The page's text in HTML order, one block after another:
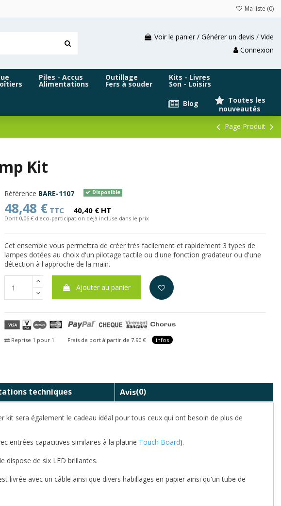
Ma liste (0)
Voir le panier / Générer un devis / Vide
Connexion
Piles - Accus
Alimentations
Outillage
Fers à souder
Kits - Livres
Son - Loisirs
Toutes les
nouveautés
Blog
Page Produit
Kit
Référence BARE-1107 Disponible
48,48 € TTC 40,40 € HT
Dont 0,06 € d'eco-participation déjà incluse dans le prix
Cet ensemble vous permettra de créer très facilement et rapidement 3 types de
lampes dotées au choix d'un pilotage tactile ou d'une fonction gradateur ou d'une
détection à l'approche de la main.
Ajouter au panier
Reprise 1 pour 1 Frais de port à partir de 7.90 € infos
techniques Avis(0)
sera également le cadeau idéal pour tous ceux qui ont besoin de plus de
entrées capacitives similaires à la platine Touch Board).
dispose de six LED brillantes.
livrée avec un câble ainsi que divers habillages en papier ainsi qu'un tube de